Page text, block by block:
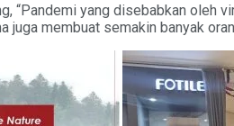
“Pandemi yang disebabkan oleh
juga membuat semakin banyak